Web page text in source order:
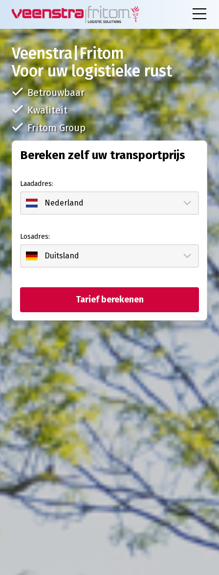
Veenstra|Fritom
Voor uw logistieke rust
Betrouwbaar
Kwaliteit
Fritom Group
Bereken zelf uw transportprijs
Laadadres:
Losadres:
Tarief berekenen